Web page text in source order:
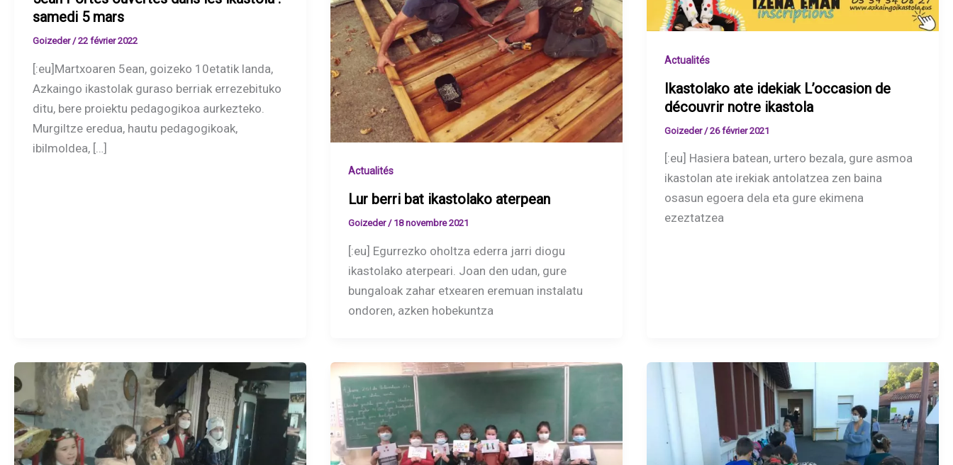
samedi 5 mars
Goizeder/22 février 2022
[:eu]Martxoaren 5ean, goizeko 10etatik landa,
Azkaingo ikastolak guraso berriak errezebituko
ditu, bere proiektu pedagogikoa aurkezteko.
Murgiltze eredua, hautu pedagogikoak,
ibilmoldea, […]
Actualités
Lur berri bat ikastolako aterpean
Goizeder/ 18 novembre 2021
[:eu] Egurrezko oholtza ederra jarri diogu
ikastolako aterpeari. Joan den udan, gure
bungaloak zahar etxearen eremuan instalatu
ondoren, azken hobekuntza
Actualités
Ikastolako ate idekiak L’occasion de
découvrir notre ikastola
Goizeder /26 février 2021
[:eu] Hasiera batean, urtero bezala, gure asmoa
ikastolan ate irekiak antolatzea zen baina
osasun egoera dela eta gure ekimena
ezeztatzea